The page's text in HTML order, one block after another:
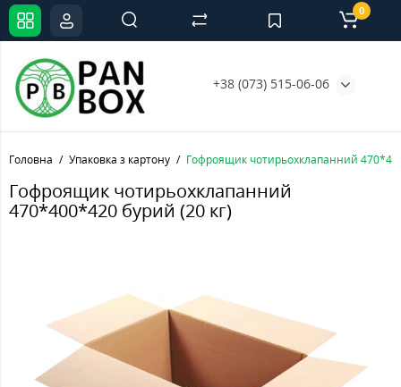
+38 (073) 515-06-06
0
Головна Упаковка з картону Гофроящик чотирьохклапанний
Гофроящик чотирьохклапанний
470*400*420 бурий (20 кг)